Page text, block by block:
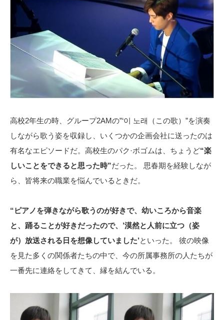
高校2年生の時、グループ2AMの”‘이 노래（この歌）”を演奏
しながら歌う姿を収録し、いくつかの企画会社に送ったのは
有名なエピソードだ。高校生のパク·ボゴムは、ちょうど“楽
しいことをできると思った時”だった。 思春期を経験しなが
ら、皆将来の職業を悩んでいるときだ。
“ピアノを弾きながら歌うのが好きで、幼いころから音楽
と、踊ることが好きだったので、’漠然と人前に立つ（姿
が）放送される日を想像していました’といった。 彼の映像
を見た多くの関係者たちの中で、今の所属事務所の人たちが
一番先に連絡をしてきて、縁を結んでいる。